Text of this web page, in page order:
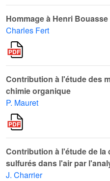
Hommage à Henri Bouasse
Charles Fert
Contribution à l'étude des
chimie organique
P. Mauret
Contribution à l'étude de
sulfurés dans l'air par
J. Charrier